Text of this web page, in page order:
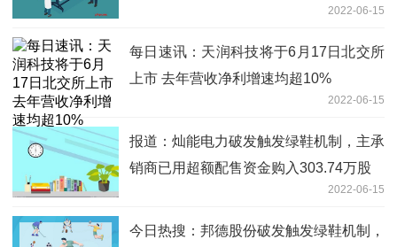
2022-06-15
每日速讯：天润科技将于6月17日北交所
上市 去年营收净利增速均超10%
2022-06-15
报道：灿能电力破发触发绿鞋机制，主承
销商已用超额配售资金购入303.74万股
2022-06-15
今日热搜：邦德股份破发触发绿鞋机制，